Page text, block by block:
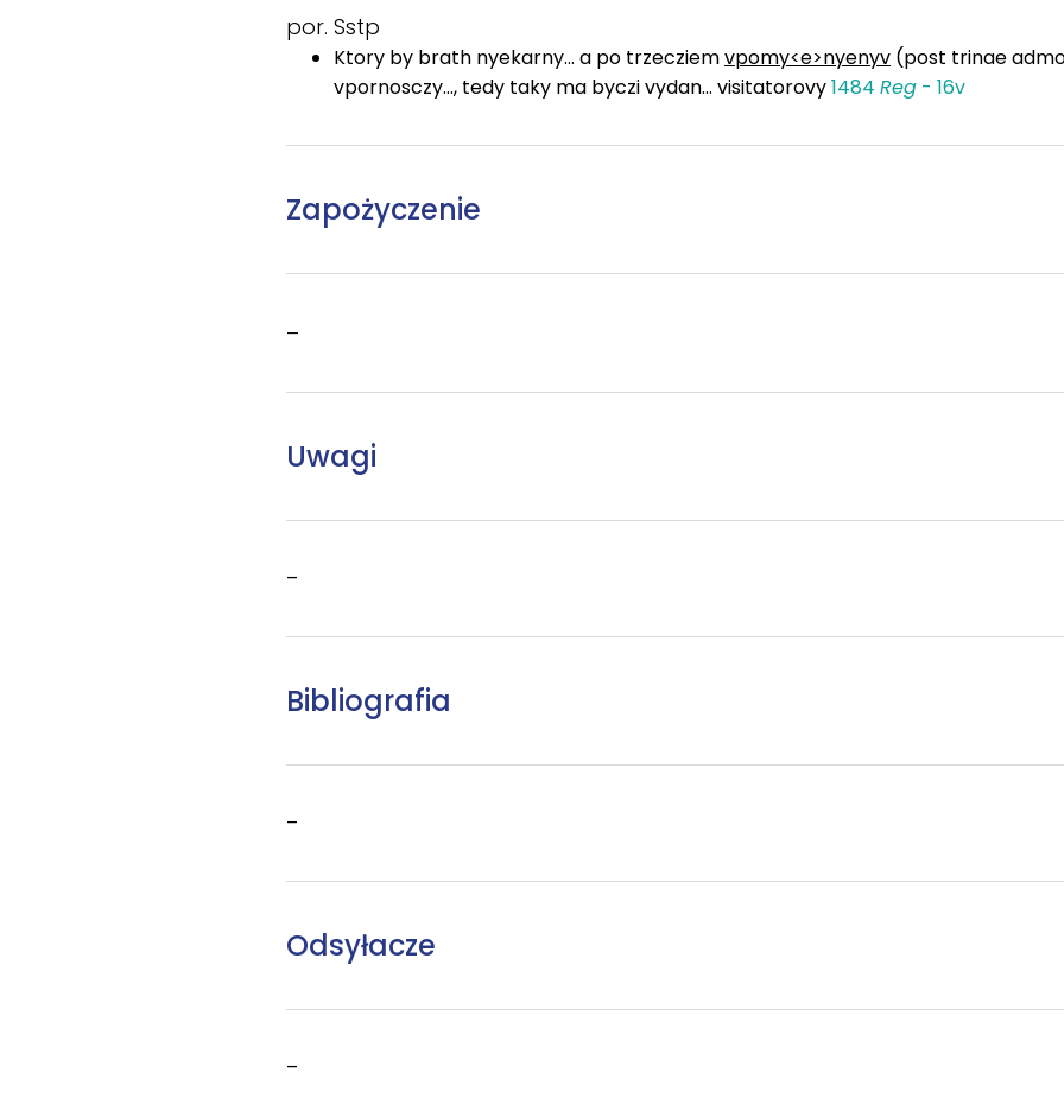
por. Sstp
Ktory by brath nyekarny... a po trzecziemvpomy<e>nyenyv (post trinae
vpornosczy..., tedy taky ma byczi vydan... visitatorovy1484Reg - 16v
Zapożyczenie
–
Uwagi
–
Bibliografia
–
Odsyłacze
–